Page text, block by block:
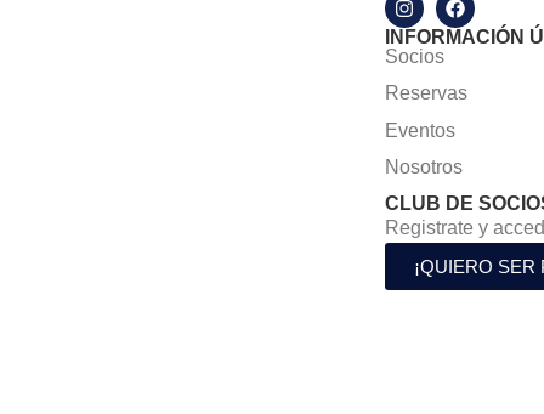
INFORMACIÓN
Socios
Reservas
Eventos
Nosotros
CLUB DE
Registrate y
¡QUIERO SER